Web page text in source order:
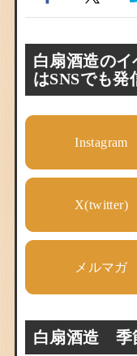
白扇酒造の
はSNSでも発
Instagram
X(twitter)
メルマガ
白扇酒造 季